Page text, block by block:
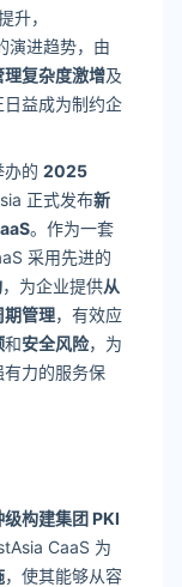
升，
演进趋势，由
复杂度激增及
益成为制约企
的 2025
正式发布新
。作为一套
采用先进的
，为企业提供从
期管理，有效应
和安全风险，为
力的服务保
构建集团 PKI
CaaS 为
，使其能够从容